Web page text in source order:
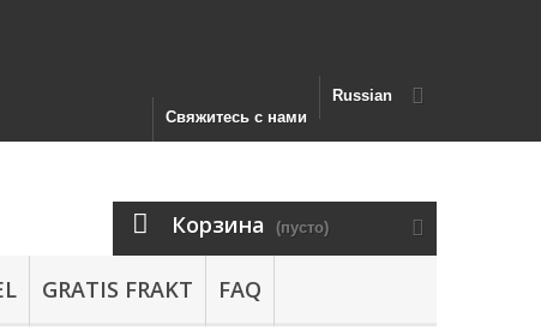
Russian
Свяжитесь с нами
Корзина (пусто)
GRATIS FRAKT FAQ